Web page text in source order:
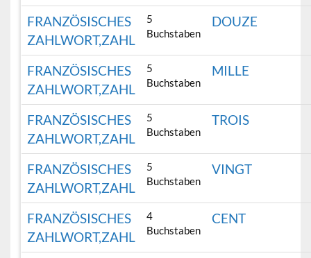
FRANZÖSISCHES
ZAHLWORT,ZAHL
5
Buchstaben
DOUZE
FRANZÖSISCHES
ZAHLWORT,ZAHL
5
Buchstaben
MILLE
FRANZÖSISCHES
ZAHLWORT,ZAHL
5
Buchstaben
TROIS
FRANZÖSISCHES
ZAHLWORT,ZAHL
5
Buchstaben
VINGT
FRANZÖSISCHES
ZAHLWORT,ZAHL
4
Buchstaben
CENT